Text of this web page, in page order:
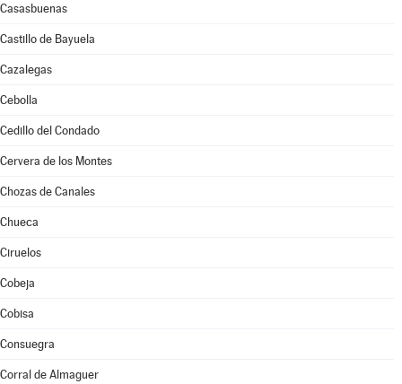
Casasbuenas
Castillo de Bayuela
Cazalegas
Cebolla
Cedillo del Condado
Cervera de los Montes
Chozas de Canales
Chueca
Ciruelos
Cobeja
Cobisa
Consuegra
Corral de Almaguer